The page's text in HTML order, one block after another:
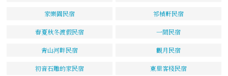
家樂園民宿 祁楨軒民宿
春夏秋冬渡假民宿 一間民宿
青山河畔民宿 觀月民宿
初音石雕的家民宿 東里客棧民宿